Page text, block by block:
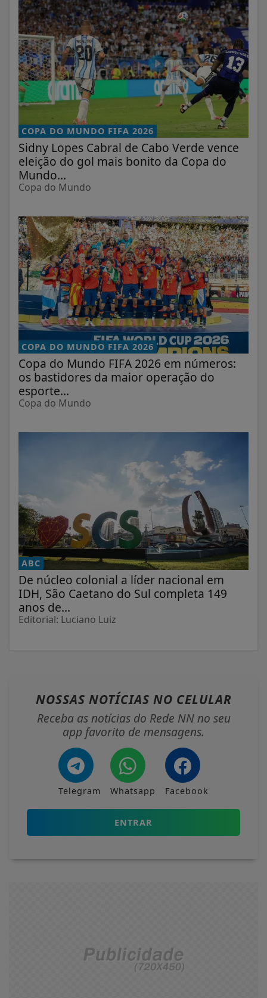
COPA DO MUNDO FIFA 2026
Sidny Lopes Cabral de Cabo Verde vence
eleição do gol mais bonito da Copa do
Mundo...
Copa do Mundo
COPA DO MUNDO FIFA 2026
Copa do Mundo FIFA 2026 em números:
os bastidores da maior operação do
esporte...
Copa do Mundo
ABC
De núcleo colonial a líder nacional em
IDH, São Caetano do Sul completa 149
anos de...
Editorial: Luciano Luiz
NOSSAS NOTÍCIAS NO CELULAR
Receba as notícias do Rede NN no seu
app favorito de mensagens.
Telegram Whatsapp Facebook
ENTRAR